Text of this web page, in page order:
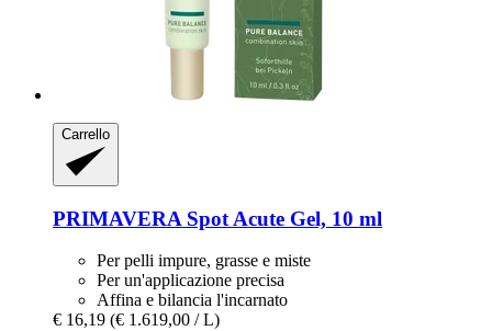
Carrello
PRIMAVERA Spot Acute Gel, 10 ml
Per pelli impure, grasse e miste
Per un'applicazione precisa
Affina e bilancia l'incarnato
€ 16,19 (€ 1.619,00 / L)